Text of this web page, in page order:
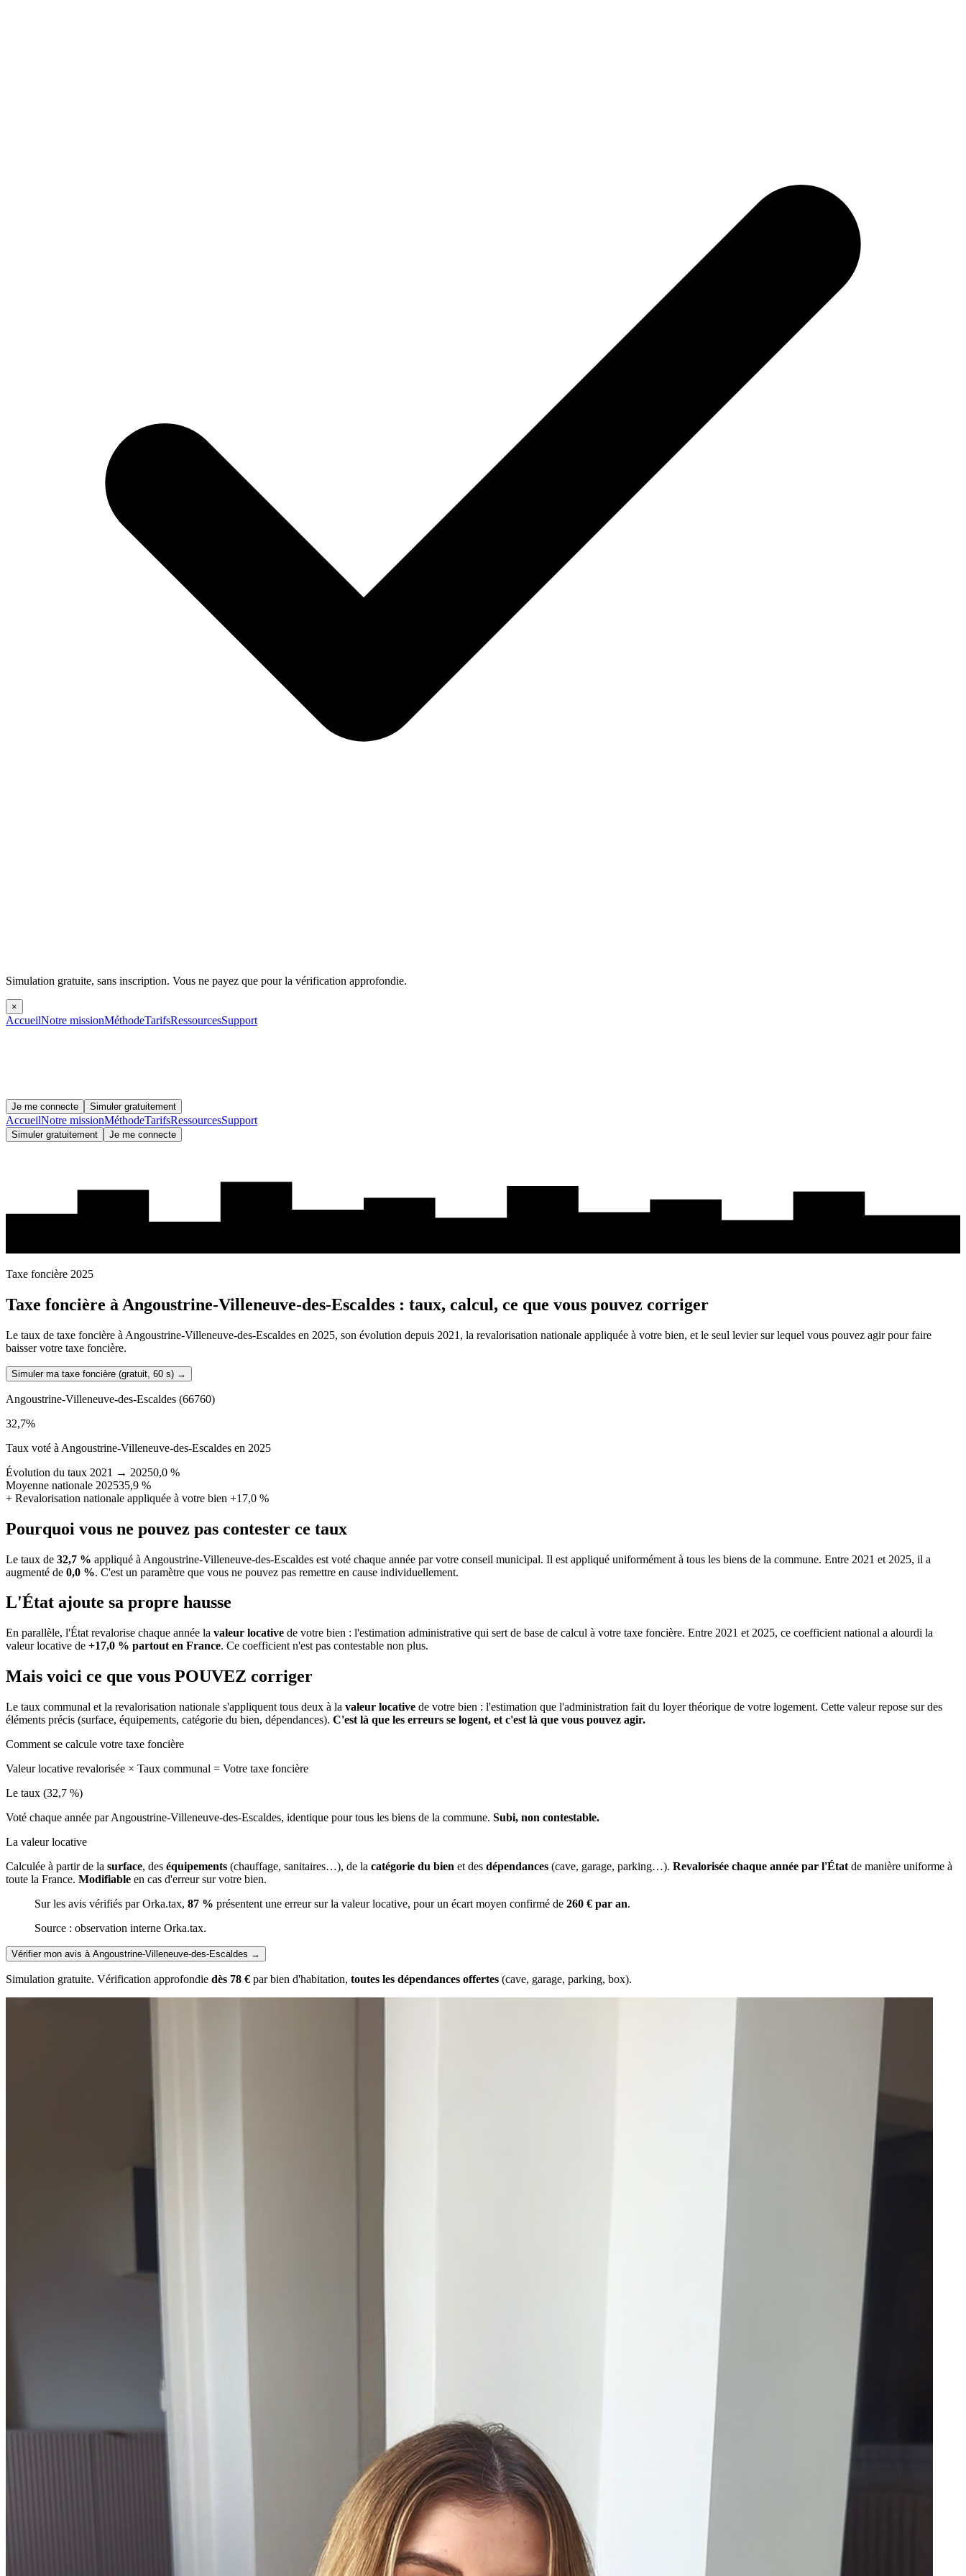
Simulation gratuite, sans inscription. Vous ne payez que pour la vérification approfondie.
×
AccueilNotre missionMéthodeTarifsRessourcesSupport
Je me connecte Simuler gratuitement
AccueilNotre missionMéthodeTarifsRessourcesSupport
Simuler gratuitement Je me connecte
Taxe foncière 2025
Taxe foncière à Angoustrine-Villeneuve-des-Escaldes : taux, calcul, ce que vous pouvez corriger
Le taux de taxe foncière à Angoustrine-Villeneuve-des-Escaldes en 2025, son évolution depuis 2021, la revalorisation nationale appliquée à votre bien, et le seul levier sur lequel vous pouvez agir pour faire
baisser votre taxe foncière.
Simuler ma taxe foncière (gratuit, 60 s) →
Angoustrine-Villeneuve-des-Escaldes (66760)
32,7%
Taux voté à Angoustrine-Villeneuve-des-Escaldes en 2025
Évolution du taux 2021 → 20250,0 %
Moyenne nationale 202535,9 %
+ Revalorisation nationale appliquée à votre bien +17,0 %
Pourquoi vous ne pouvez pas contester ce taux
Le taux de 32,7 % appliqué à Angoustrine-Villeneuve-des-Escaldes est voté chaque année par votre conseil municipal. Il est appliqué uniformément à tous les biens de la commune. Entre 2021 et 2025, il a
augmenté de 0,0 %. C'est un paramètre que vous ne pouvez pas remettre en cause individuellement.
L'État ajoute sa propre hausse
En parallèle, l'État revalorise chaque année la valeur locative de votre bien : l'estimation administrative qui sert de base de calcul à votre taxe foncière. Entre 2021 et 2025, ce coefficient national a alourdi la
valeur locative de +17,0 % partout en France. Ce coefficient n'est pas contestable non plus.
Mais voici ce que vous POUVEZ corriger
Le taux communal et la revalorisation nationale s'appliquent tous deux à la valeur locative de votre bien : l'estimation que l'administration fait du loyer théorique de votre logement. Cette valeur repose sur des
éléments précis (surface, équipements, catégorie du bien, dépendances). C'est là que les erreurs se logent, et c'est là que vous pouvez agir.
Comment se calcule votre taxe foncière
Valeur locative revalorisée × Taux communal = Votre taxe foncière
Le taux (32,7 %)
Voté chaque année par Angoustrine-Villeneuve-des-Escaldes, identique pour tous les biens de la commune. Subi, non contestable.
La valeur locative
Calculée à partir de la surface, des équipements (chauffage, sanitaires…), de la catégorie du bien et des dépendances (cave, garage, parking…). Revalorisée chaque année par l'État de manière uniforme à
toute la France. Modifiable en cas d'erreur sur votre bien.
Sur les avis vérifiés par Orka.tax, 87 % présentent une erreur sur la valeur locative, pour un écart moyen confirmé de 260 € par an.
Source : observation interne Orka.tax.
Vérifier mon avis à Angoustrine-Villeneuve-des-Escaldes →
Simulation gratuite. Vérification approfondie dès 78 € par bien d'habitation, toutes les dépendances offertes (cave, garage, parking, box).